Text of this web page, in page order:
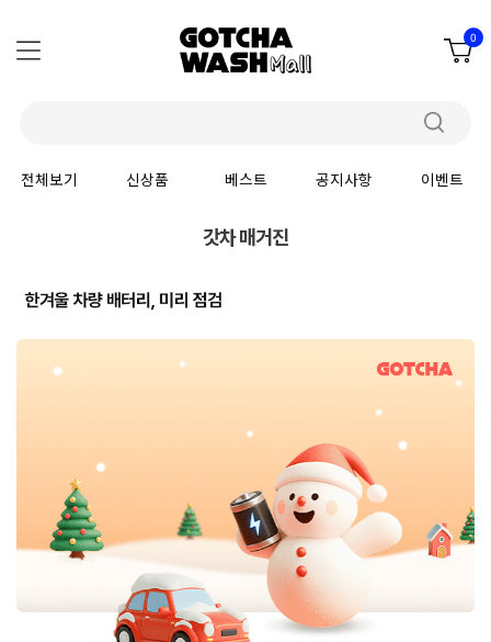
0
전체보기 신상품 베스트 공지사항 이벤트
갓차 매거진